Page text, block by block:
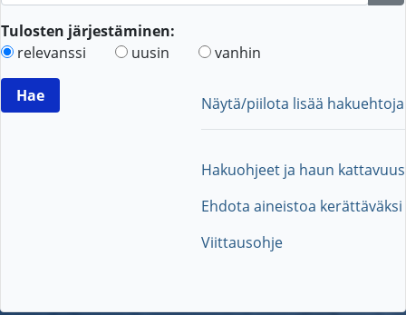
Tulosten järjestäminen:
relevanssi
uusin vanhin
Näytä/piilota lisää hakuehtoja
Hakuohjeet ja haun kattavuus
Ehdota aineistoa kerättäväksi
Viittausohje